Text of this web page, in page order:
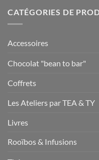
CATÉGORIES DE
Accessoires
Chocolat "bean to bar"
Coffrets
Les Ateliers par TEA & TY
Livres
Rooïbos & Infusions